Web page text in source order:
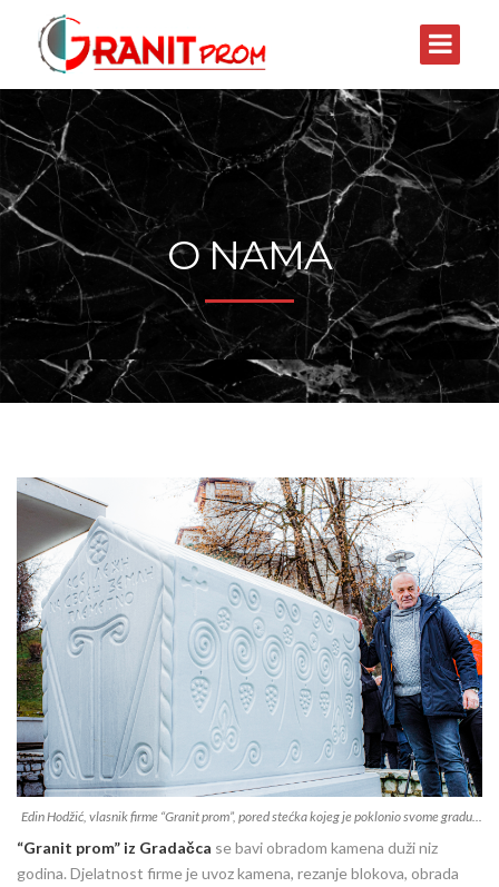
O NAMA
Edin Hodžić, vlasnik firme “Granit prom”, pored stećka kojeg je poklonio svome gradu..
“Granit prom” iz Gradačca se bavi obradom kamena duži niz
godina. Djelatnost firme je uvoz kamena, rezanje blokova, obrada